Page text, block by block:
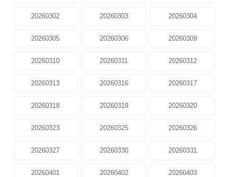
20260302 20260303 20260304
20260305 20260306 20260309
20260310 20260311 20260312
20260313 20260316 20260317
20260318 20260319 20260320
20260323 20260325 20260326
20260327 20260330 20260331
20260401 20260402 20260403